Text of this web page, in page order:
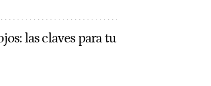
las claves para tu